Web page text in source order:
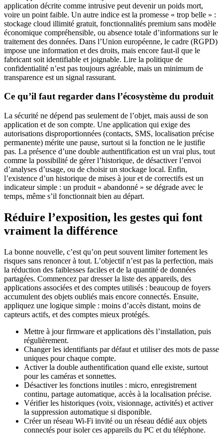
application décrite comme intrusive peut devenir un poids mort,
voire un point faible. Un autre indice est la promesse « trop belle » :
stockage cloud illimité gratuit, fonctionnalités premium sans modèle
économique compréhensible, ou absence totale d’informations sur le
traitement des données. Dans l’Union européenne, le cadre (RGPD)
impose une information et des droits, mais encore faut-il que le
fabricant soit identifiable et joignable. Lire la politique de
confidentialité n’est pas toujours agréable, mais un minimum de
transparence est un signal rassurant.
Ce qu’il faut regarder dans l’écosystème du produit
La sécurité ne dépend pas seulement de l’objet, mais aussi de son
application et de son compte. Une application qui exige des
autorisations disproportionnées (contacts, SMS, localisation précise
permanente) mérite une pause, surtout si la fonction ne le justifie
pas. La présence d’une double authentification est un vrai plus, tout
comme la possibilité de gérer l’historique, de désactiver l’envoi
d’analyses d’usage, ou de choisir un stockage local. Enfin,
l’existence d’un historique de mises à jour et de correctifs est un
indicateur simple : un produit « abandonné » se dégrade avec le
temps, même s’il fonctionnait bien au départ.
Réduire l’exposition, les gestes qui font
vraiment la différence
La bonne nouvelle, c’est qu’on peut souvent limiter fortement les
risques sans renoncer à tout. L’objectif n’est pas la perfection, mais
la réduction des faiblesses faciles et de la quantité de données
partagées. Commencez par dresser la liste des appareils, des
applications associées et des comptes utilisés : beaucoup de foyers
accumulent des objets oubliés mais encore connectés. Ensuite,
appliquez une logique simple : moins d’accès distant, moins de
capteurs actifs, et des comptes mieux protégés.
Mettre à jour firmware et applications dès l’installation, puis
régulièrement.
Changer les identifiants par défaut et utiliser des mots de passe
uniques pour chaque compte.
Activer la double authentification quand elle existe, surtout
pour les caméras et sonnettes.
Désactiver les fonctions inutiles : micro, enregistrement
continu, partage automatique, accès à la localisation précise.
Vérifier les historiques (voix, visionnage, activités) et activer
la suppression automatique si disponible.
Créer un réseau Wi-Fi invité ou un réseau dédié aux objets
connectés pour isoler ces appareils du PC et du téléphone.